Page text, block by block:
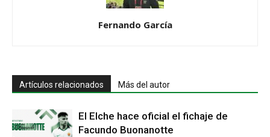
Fernando García
Artículos relacionados Más del autor
El Elche hace oficial el fichaje de
Facundo Buonanotte